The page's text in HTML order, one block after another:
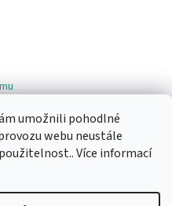
umožnili pohodlné
webu neustále
Více informací